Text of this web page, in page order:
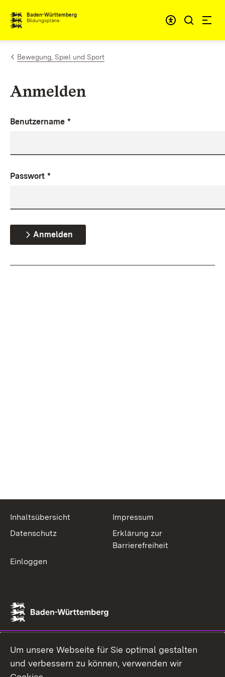
Zum Inhalt springen
Baden-Württemberg
Bildungspläne
Bewegung, Spiel und Sport
Anmelden
Benutzername *
Passwort *
Anmelden
Inhaltsübersicht
Impressum
Datenschutz
Erklärung zur
Barrierefreiheit
Einloggen
Um unsere Webseite für Sie optimal gestalten
und verbessern zu können, verwenden wir